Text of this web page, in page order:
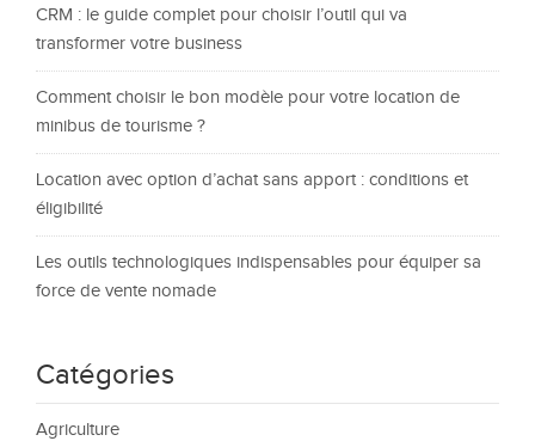
CRM : le guide complet pour choisir l’outil qui va
transformer votre business
Comment choisir le bon modèle pour votre location de
minibus de tourisme ?
Location avec option d’achat sans apport : conditions et
éligibilité
Les outils technologiques indispensables pour équiper sa
force de vente nomade
Catégories
Agriculture